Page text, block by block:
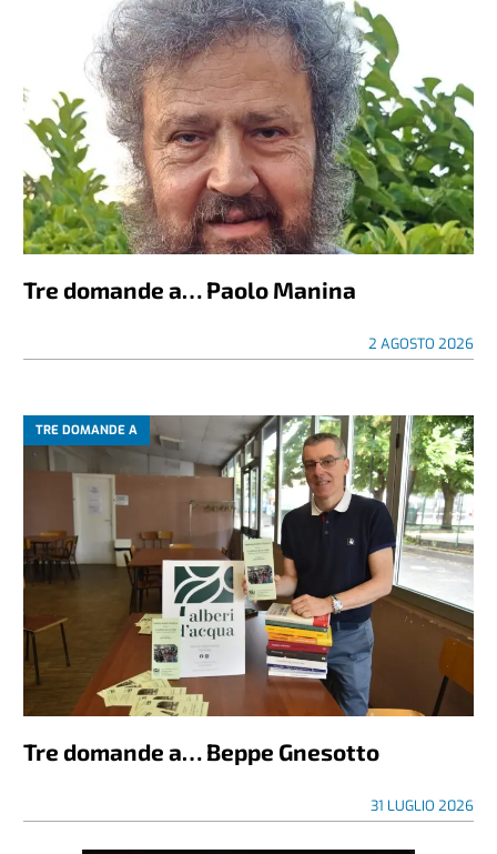
Tre domande a… Paolo Manina
2 AGOSTO 2026
TRE DOMANDE A
Tre domande a… Beppe Gnesotto
31 LUGLIO 2026